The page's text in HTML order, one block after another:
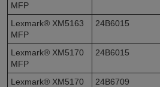
MFP
Lexmark® XM5163
MFP
24B6015
Lexmark® XM5170
MFP
24B6015
Lexmark® XM5170
24B6709